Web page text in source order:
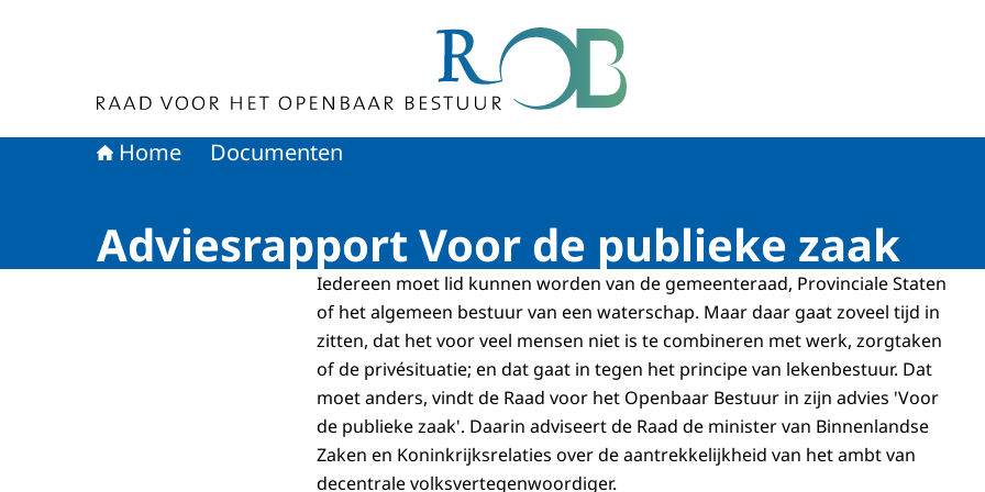
Home Documenten
Adviesrapport Voor de publieke zaak
Iedereen moet lid kunnen worden van de gemeenteraad, Provinciale Staten
of het algemeen bestuur van een waterschap. Maar daar gaat zoveel tijd in
zitten, dat het voor veel mensen niet is te combineren met werk, zorgtaken
of de privésituatie; en dat gaat in tegen het principe van lekenbestuur. Dat
moet anders, vindt de Raad voor het Openbaar Bestuur in zijn advies 'Voor
de publieke zaak'. Daarin adviseert de Raad de minister van Binnenlandse
Zaken en Koninkrijksrelaties over de aantrekkelijkheid van het ambt van
decentrale volksvertegenwoordiger.